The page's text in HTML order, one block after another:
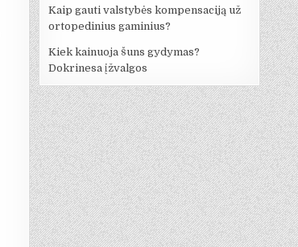
Kaip gauti valstybės kompensaciją už
ortopedinius gaminius?
Kiek kainuoja šuns gydymas?
Dokrinesa įžvalgos